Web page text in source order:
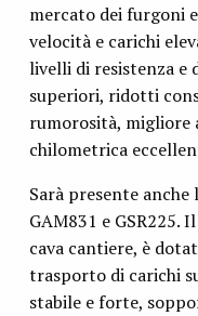
mercato dei furgoni
velocità e carichi
livelli di resistenza e
superiori, ridotti
rumorosità, migliore
chilometrica
Sarà presente
GAM831 e
cava cantiere, è
trasporto di carichi
stabile e forte,